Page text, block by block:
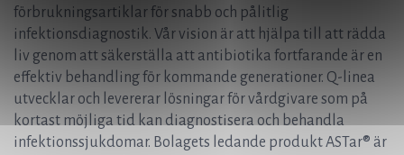
förbrukningsartiklar för snabb och pålitlig
infektionsdiagnostik. Vår vision är att hjälpa till att rädda
liv genom att säkerställa att antibiotika fortfarande är en
effektiv behandling för kommande generationer. Q-linea
utvecklar och levererar lösningar för vårdgivare som på
kortast möjliga tid kan diagnostisera och behandla
infektionssjukdomar. Bolagets ledande produkt ASTar® är